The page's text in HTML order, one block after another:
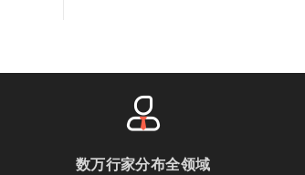
数万行家分布全领域